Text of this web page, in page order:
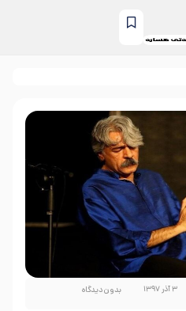
۳ آذر ۱۳۹۷ بدون دیدگاه